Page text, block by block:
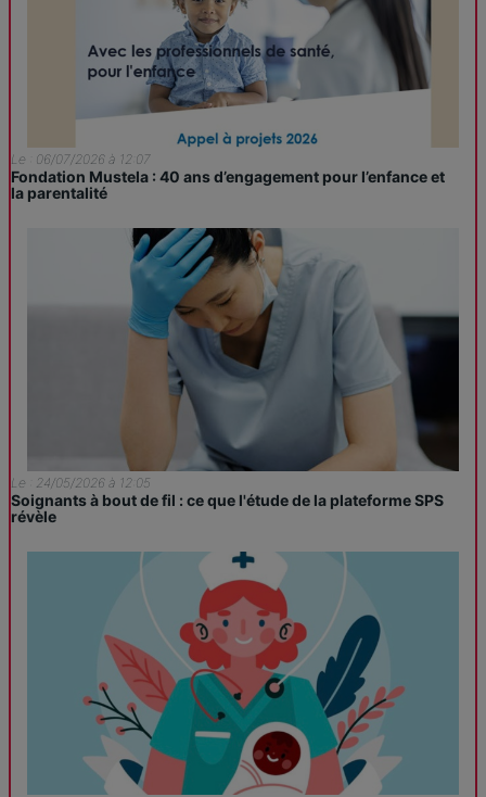
Le : 06/07/2026 à 12:07
Fondation Mustela : 40 ans d’engagement pour l’enfance et
la parentalité
Le : 24/05/2026 à 12:05
Soignants à bout de fil : ce que l'étude de la plateforme SPS
révèle